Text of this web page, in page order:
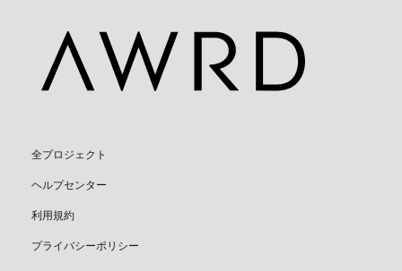
全プロジェクト
ヘルプセンター
利用規約
プライバシーポリシー